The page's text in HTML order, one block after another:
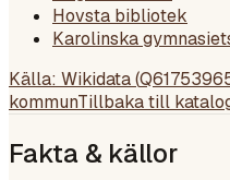
Hovsta bibliotek
Karolinska
Källa: Wikidata (
kommunTillbaka till
Fakta & källor